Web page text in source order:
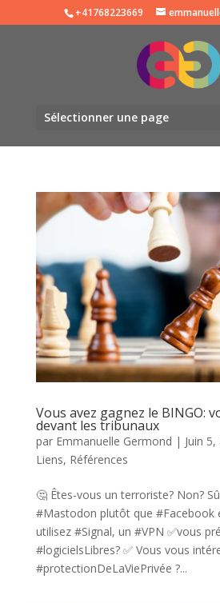
+41768223669
Sélectionner une page
Vous avez gagnez le BINGO:
devant les tribunaux
par Emmanuelle Germond | Juin
Liens, Références
🤔 Êtes-vous un terroriste? Non?
#Mastodon plutôt que #Facebook
utilisez #Signal, un #VPN ✅vous
#logicielsLibres? ✅ Vous vous
#protectionDeLaViePrivée ?...